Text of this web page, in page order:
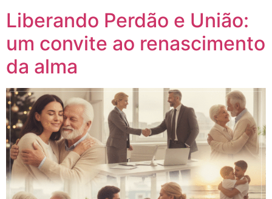
Liberando Perdão e União:
um convite ao renascimento
da alma